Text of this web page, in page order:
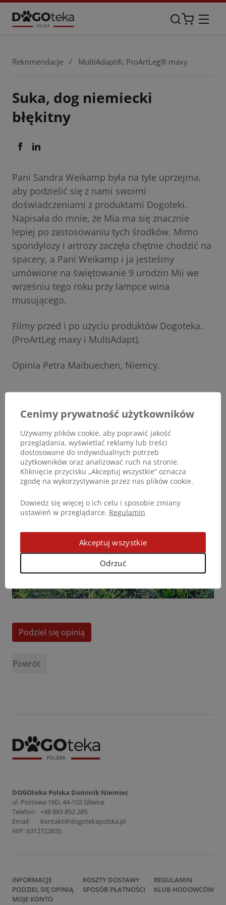
Rekomendacje / MultiAdapt®, ProArtLeg® maxy
Suka, dog niemiecki
błękitny
Pani Sandra Weikamp była na tyle uprzejma,
aby podzielić się z nami swoimi
doświadczeniami z produktami Dogoteki.
Napisała do mnie, że Mia ma się znacznie
lepiej po zastosowaniu tych środków. Mimo
spondylozy i artrozy zaczęła chętnie chodzić na
spacery, a Pani Weikamp i ja jesteśmy
umówione na świętowanie 9 urodzin Mii we
wrześniu tego roku przy lampce wina
musującego.
Filmy przed i po użyciu produktów Dogoteka.
(ProArtLeg maxy i MultiAdapt).
Opinia Petra Maibuechen, Niemcy.
Podziel się opinią
Powrót
DOGOteka Polska Dominik Niemiec
ul. Portowa 16D, 44-102 Gliwice
Telefon: +48 883 852 285
Email:
kontakt@dogotekapolska.pl
NIP: 6312722835
INFORMACJE
PODZIEL SIĘ OPINIĄ
MOJE KONTO
KOSZTY DOSTAWY
SPOSÓB PŁATNOŚCI
REGULAMIN
KLUB HODOWCÓW
Cenimy prywatność użytkowników
Używamy plików cookie, aby poprawić jakość
przeglądania, wyświetlać reklamy lub treści
dostosowane do indywidualnych potrzeb
użytkowników oraz analizować ruch na stronie.
Kliknięcie przycisku „Akceptuj wszystkie” oznacza
zgodę na wykorzystywanie przez nas plików cookie.
Dowiedz się więcej o ich celu i sposobie zmiany
ustawień w przeglądarce. Regulamin
Odrzuć
Akceptuj wszystkie